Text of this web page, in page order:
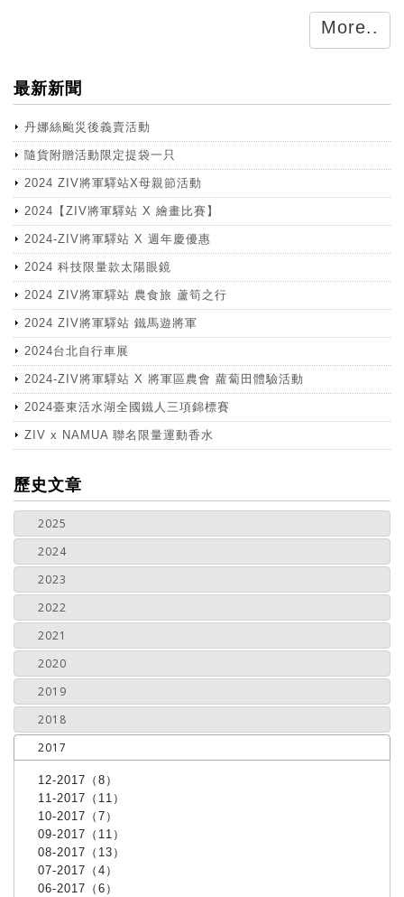
More..
最新新聞
丹娜絲颱災後義賣活動
隨貨附贈活動限定提袋一只
2024 ZIV將軍驛站X母親節活動
2024【ZIV將軍驛站 X 繪畫比賽】
2024-ZIV將軍驛站 X 週年慶優惠
2024 科技限量款太陽眼鏡
2024 ZIV將軍驛站 農食旅 蘆筍之行
2024 ZIV將軍驛站 鐵馬遊將軍
2024台北自行車展
2024-ZIV將軍驛站 X 將軍區農會 蘿蔔田體驗活動
2024臺東活水湖全國鐵人三項錦標賽
ZIV x NAMUA 聯名限量運動香水
more
歷史文章
2025
2024
2023
2022
2021
2020
2019
2018
2017
12-2017（8）
11-2017（11）
10-2017（7）
09-2017（11）
08-2017（13）
07-2017（4）
06-2017（6）